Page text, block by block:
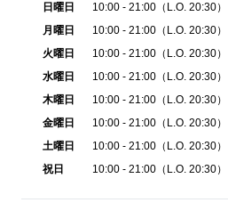
日曜日
10:00 - 21:00（L.O. 20:30）
月曜日
10:00 - 21:00（L.O. 20:30）
火曜日
10:00 - 21:00（L.O. 20:30）
水曜日
10:00 - 21:00（L.O. 20:30）
木曜日
10:00 - 21:00（L.O. 20:30）
金曜日
10:00 - 21:00（L.O. 20:30）
土曜日
10:00 - 21:00（L.O. 20:30）
祝日
10:00 - 21:00（L.O. 20:30）